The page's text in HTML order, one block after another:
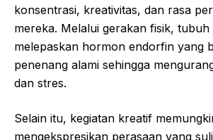
konsentrasi, kreativitas, dan rasa
mereka. Melalui gerakan fisik, tubuh
melepaskan hormon endorfin yang
penenang alami sehingga
dan stres.
Selain itu, kegiatan kreatif
mengekspresikan perasaan yang